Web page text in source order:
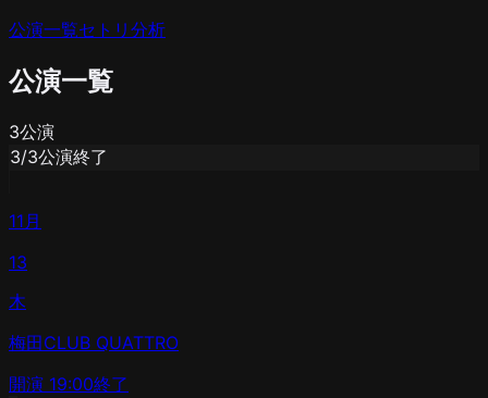
公演一覧セトリ分析
公演一覧
3公演
3/3公演終了
11月
13
木
梅田CLUB QUATTRO
開演 19:00終了